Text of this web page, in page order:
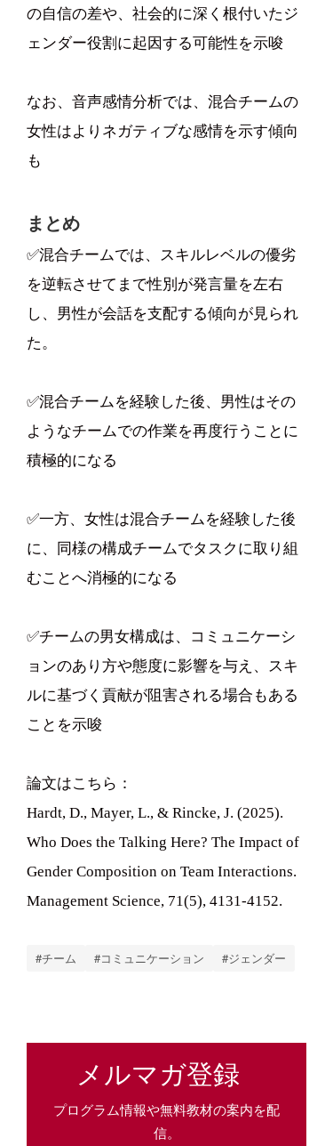
の自信の差や、社会的に深く根付いたジ
ェンダー役割に起因する可能性を示唆
なお、音声感情分析では、混合チームの
女性はよりネガティブな感情を示す傾向
も
まとめ
✅️混合チームでは、スキルレベルの優劣
を逆転させてまで性別が発言量を左右
し、男性が会話を支配する傾向が見られ
た。
✅️混合チームを経験した後、男性はその
ようなチームでの作業を再度行うことに
積極的になる
✅️一方、女性は混合チームを経験した後
に、同様の構成チームでタスクに取り組
むことへ消極的になる
✅️チームの男女構成は、コミュニケーシ
ョンのあり方や態度に影響を与え、スキ
ルに基づく貢献が阻害される場合もある
ことを示唆
論文はこちら：
Hardt, D., Mayer, L., & Rincke, J. (2025).
Who Does the Talking Here? The Impact of
Gender Composition on Team Interactions.
Management Science, 71(5), 4131-4152.
#チーム #コミュニケーション #ジェンダー
メルマガ登録
プログラム情報や無料教材の案内を配
信。